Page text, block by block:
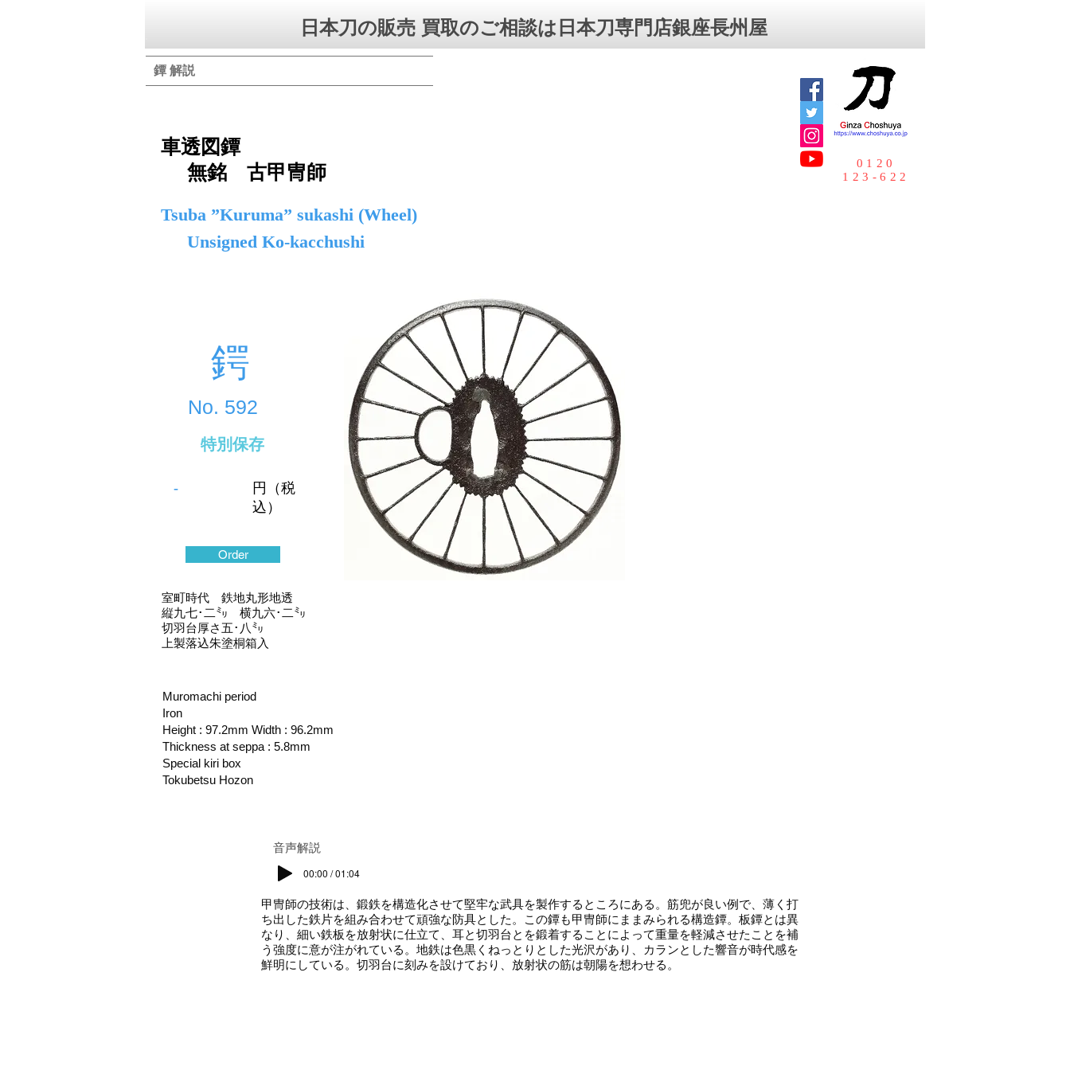
日本刀の販売 買取のご相談は日本刀専門店銀座⻑州屋
鐔 解説
車透図鐔
無銘 古甲冑師
0120
123-622
Tsuba ”Kuruma” sukashi (Wheel)
Unsigned Ko-kacchushi
鍔
No. 592
特別保存
-
円（税
込）
Order
室町時代 鉄地丸形地透
縦九七･二㍉ 横九六･二㍉
切羽台厚さ五･八㍉
上製落込朱塗桐箱入
Muromachi period
Iron
Height : 97.2mm Width : 96.2mm
Thickness at seppa : 5.8mm
Special kiri box
Tokubetsu Hozon
​音声解説
00:00 / 01:04
甲冑師の技術は、鍛鉄を構造化させて堅牢な武具を製作するところにある。筋兜が良い例で、薄く打
ち出した鉄片を組み合わせて頑強な防具とした。この鐔も甲冑師にままみられる構造鐔。板鐔とは異
なり、細い鉄板を放射状に仕立て、耳と切羽台とを鍛着することによって重量を軽減させたことを補
う強度に意が注がれている。地鉄は色黒くねっとりとした光沢があり、カランとした響音が時代感を
鮮明にしている。切羽台に刻みを設けており、放射状の筋は朝陽を想わせる。